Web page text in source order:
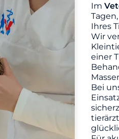
Im
Ihres
Wir
einer
Bei